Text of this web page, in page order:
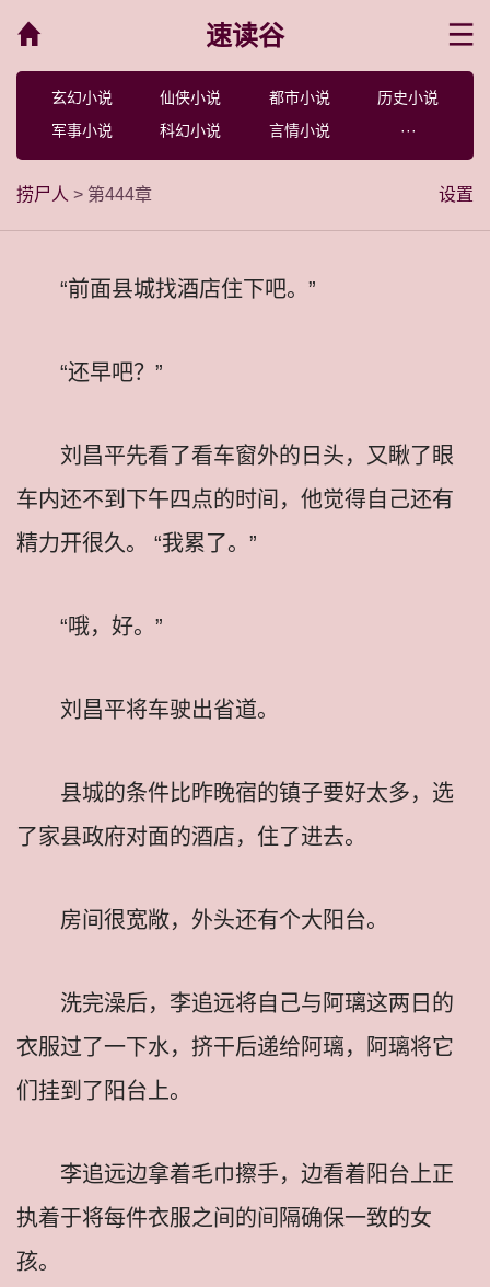
速读谷
玄幻小说 仙侠小说 都市小说
历史小说
军事小说
科幻小说 言情小说 ···
设置
捞尸人 > 第444章
“前面县城找酒店住下吧。”
“还早吧？”
刘昌平先看了看车窗外的日头，又瞅了眼
车内还不到下午四点的时间，他觉得自己还有
精力开很久。 “我累了。”
“哦，好。”
刘昌平将车驶出省道。
县城的条件比昨晚宿的镇子要好太多，选
了家县政府对面的酒店，住了进去。
房间很宽敞，外头还有个大阳台。
洗完澡后，李追远将自己与阿璃这两日的
衣服过了一下水，挤干后递给阿璃，阿璃将它
们挂到了阳台上。
李追远边拿着毛巾擦手，边看着阳台上正
执着于将每件衣服之间的间隔确保一致的女
孩。